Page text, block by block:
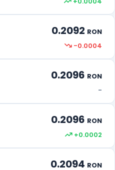
Rand Sud-African
0.2092 RON
-0.0004
0.2096 RON
-
0.2096 RON
+0.0002
0.2094 RON